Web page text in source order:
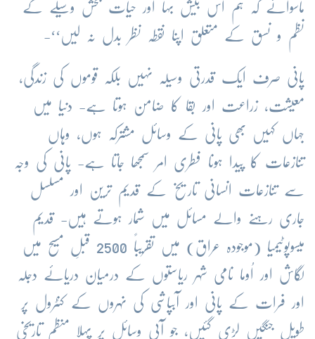
ماسوائے کہ ہم اس بیش بہا اور حیات بخش وسیلے کے
نظم و نسق کے متعلق اپنا نقطہ نظر بدل نہ لیں‘‘-
پانی صرف ایک قدرتی وسیلہ نہیں بلکہ قوموں کی زندگی،
معیشت، زراعت اور بقا کا ضامن ہوتا ہے- دنیا میں
جہاں کہیں بھی پانی کے وسائل مشترکہ ہوں، وہاں
تنازعات کا پیدا ہونا فطری امر سمجھا جاتا ہے- پانی کی وجہ
سے تنازعات انسانی تاریخ کے قدیم ترین اور مسلسل
جاری رہنے والے مسائل میں شمار ہوتے ہیں- قدیم
میسوپوٹیمیا (موجودہ عراق) میں تقریباً 2500 قبلِ مسیح میں
لُگاش اور اُوما نامی شہر ریاستوں کے درمیان دریائے دجلہ
اور فرات کے پانی اور آبپاشی کی نہروں کے کنٹرول پر
طویل جنگیں لڑی گئیں، جو آبی وسائل پر پہلا منظم تاریخی